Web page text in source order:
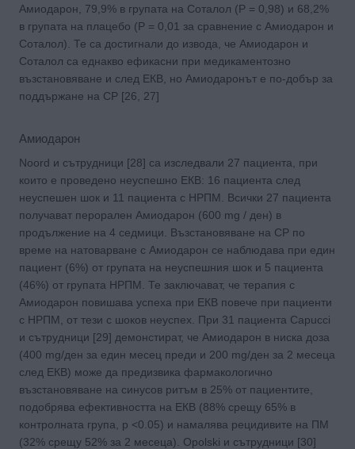
Амиодарон, 79,9% в групата на Соталол (Р = 0,98) и 68,2%
в групата на плацебо (Р = 0,01 за сравнение с Амиодарон и
Соталол). Те са достигнали до извода, че Амиодарон и
Соталол са еднакво ефикасни при медикаментозно
възстановяване и след ЕКВ, но Амиодаронът е по-добър за
поддържане на СР [26, 27]
Амиодарон
Noord и сътрудници [28] са изследвали 27 пациента, при
които е проведено неуспешно ЕКВ: 16 пациента след
неуспешен шок и 11 пациента с НРПМ. Всички 27 пациента
получават перорален Амиодарон (600 mg / ден) в
продължение на 4 седмици. Възстановяване на СР по
време на натоварване с Амиодарон се наблюдава при един
пациент (6%) от групата на неуспешния шок и 5 пациента
(46%) от групата НРПМ. Те заключават, че терапия с
Амиодарон повишава успеха при ЕКВ повече при пациенти
с НРПМ, от тези с шоков неуспех. При 31 пациента Capucci
и сътрудници [29] демонстират, че Амиодарон в ниска доза
(400 mg/ден за един месец преди и 200 mg/ден за 2 месеца
след ЕКВ) може да предизвика фармакологично
възстановяване на синусов ритъм в 25% от пациентите,
подобрява ефективността на ЕКВ (88% срещу 65% в
контролната група, р <0.05) и намалява рецидивите на ПМ
(32% срещу 52% за 2 месеца). Opolski и сътрудници [30]